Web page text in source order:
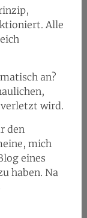
Alle
an?
verletzt wird.
den
mich
eines
haben. Na